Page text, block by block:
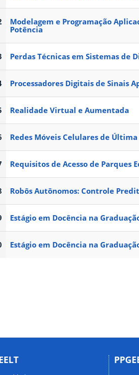
Modelagem e Programação
Potência
Perdas Técnicas em Sistemas de
Processadores Digitais de Sinais
Realidade Virtual e Aumentada
Redes Móveis Celulares de Última
Requisitos de Acesso de Parques
Robôs Autônomos: Controle
Estágio em Docência na
Estágio em Docência na